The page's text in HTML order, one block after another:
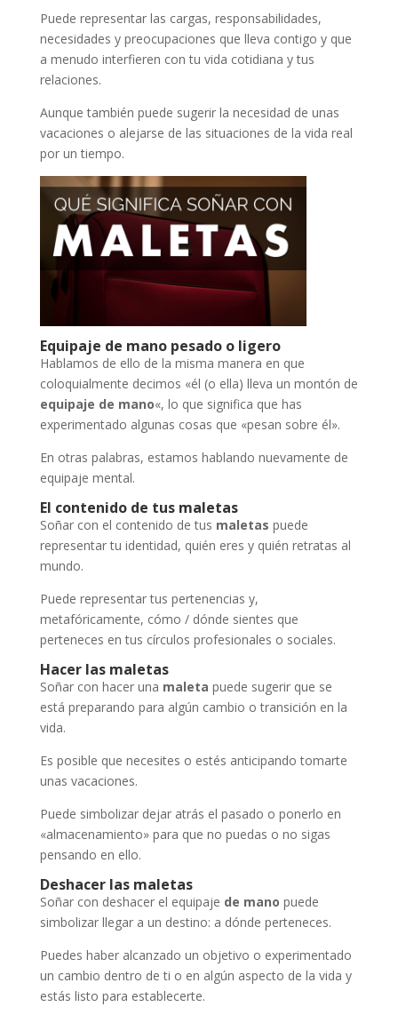
Puede representar las cargas, responsabilidades,
necesidades y preocupaciones que lleva contigo y que
a menudo interfieren con tu vida cotidiana y tus
relaciones.
Aunque también puede sugerir la necesidad de unas
vacaciones o alejarse de las situaciones de la vida real
por un tiempo.
Equipaje de mano pesado o ligero
Hablamos de ello de la misma manera en que
coloquialmente decimos «él (o ella) lleva un montón de
equipaje de mano«, lo que significa que has
experimentado algunas cosas que «pesan sobre él».
En otras palabras, estamos hablando nuevamente de
equipaje mental.
El contenido de tus maletas
Soñar con el contenido de tus maletas puede
representar tu identidad, quién eres y quién retratas al
mundo.
Puede representar tus pertenencias y,
metafóricamente, cómo / dónde sientes que
perteneces en tus círculos profesionales o sociales.
Hacer las maletas
Soñar con hacer una maleta puede sugerir que se
está preparando para algún cambio o transición en la
vida.
Es posible que necesites o estés anticipando tomarte
unas vacaciones.
Puede simbolizar dejar atrás el pasado o ponerlo en
«almacenamiento» para que no puedas o no sigas
pensando en ello.
Deshacer las maletas
Soñar con deshacer el equipaje de mano puede
simbolizar llegar a un destino: a dónde perteneces.
Puedes haber alcanzado un objetivo o experimentado
un cambio dentro de ti o en algún aspecto de la vida y
estás listo para establecerte.